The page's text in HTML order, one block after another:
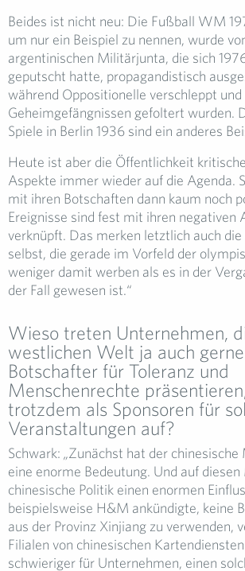
Beides ist nicht neu: Die Fußball WM
um nur ein Beispiel zu nennen, wurde
argentinischen Militärjunta, die sich
geputscht hatte, propagandistisch
während Oppositionelle verschleppt und
Geheimgefängnissen gefoltert wurden.
Spiele in Berlin 1936 sind ein anderes
Heute ist aber die Öffentlichkeit
Aspekte immer wieder auf die Agenda.
mit ihren Botschaften dann kaum noch
Ereignisse sind fest mit ihren negativen
verknüpft. Das merken letztlich auch
selbst, die gerade im Vorfeld der
weniger damit werben als es in der
der Fall gewesen ist.“
Wieso treten Unternehmen,
westlichen Welt ja auch
Botschafter für Toleranz und
Menschenrechte
trotzdem als Sponsoren für
Veranstaltungen auf?
Schwark: „Zunächst hat der
eine enorme Bedeutung. Und auf
chinesische Politik einen enormen
beispielsweise H&M ankündigte, keine
aus der Provinz Xinjiang zu verwenden,
Filialen von chinesischen
schwieriger für Unternehmen, einen